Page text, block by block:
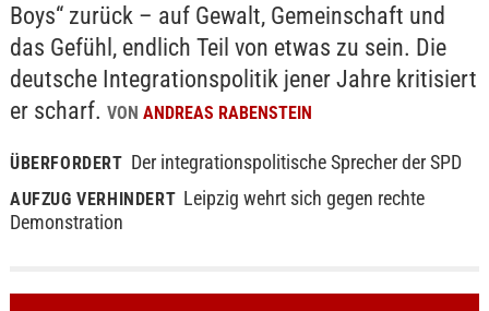
Boys“ zurück – auf Gewalt, Gemeinschaft und
das Gefühl, endlich Teil von etwas zu sein. Die
deutsche Integrationspolitik jener Jahre kritisiert
er scharf. VON ANDREAS RABENSTEIN
ÜBERFORDERT Der integrationspolitische Sprecher der SPD
AUFZUG VERHINDERT Leipzig wehrt sich gegen rechte
Demonstration